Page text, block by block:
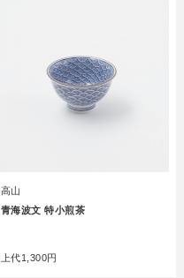
高山
青海波文 特小煎茶
上代1,300円